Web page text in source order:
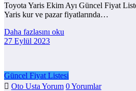
Toyota Yaris Ekim Ayı Güncel Fiyat
Yaris kur ve pazar fiyatlarında…
Daha fazlasını oku
27 Eylül 2023
Güncel Fiyat Listesi
Oto Usta Yorum 0 Yorumlar